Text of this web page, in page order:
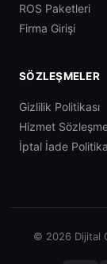
ROS Paketleri
Firma Girişi
SÖZLEŞMELER
Gizlilik Politikası
Hizmet
İptal İade
© 2026 Dijital